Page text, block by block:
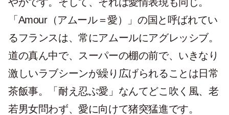
「Amour（アムール＝愛）」の国と呼ばれてい
るフランスは、常にアムールにアグレッシブ。
道の真ん中で、スーパーの棚の前で、いきなり
激しいラブシーンが繰り広げられることは日常
茶飯事。「耐え忍ぶ愛」なんてどこ吹く風、老
若男女問わず、愛に向けて猪突猛進です。